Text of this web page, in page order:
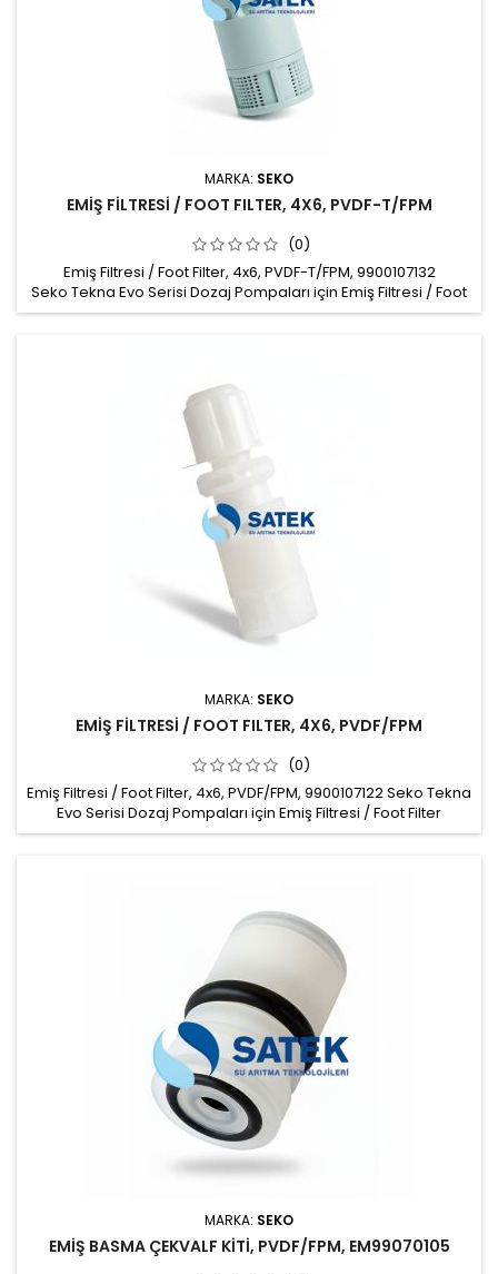
MARKA: SEKO
EMİŞ FİLTRESİ / FOOT FILTER, 4X6, PVDF-T/FPM
(0)
Emiş Filtresi / Foot Filter, 4x6, PVDF-T/FPM, 9900107132
Seko Tekna Evo Serisi Dozaj Pompaları için Emiş Filtresi / Foot
Filter Malzeme: PVDF-T Hortum bağlantısı: 4x6mm Conta: FPM
MARKA: SEKO
EMİŞ FİLTRESİ / FOOT FILTER, 4X6, PVDF/FPM
(0)
Emiş Filtresi / Foot Filter, 4x6, PVDF/FPM, 9900107122 Seko Tekna
Evo Serisi Dozaj Pompaları için Emiş Filtresi / Foot Filter
Malzeme: PVDF Hortum bağlantısı: 4x6mm Conta: FPM Marka:
MARKA: SEKO
EMİŞ BASMA ÇEKVALF KİTİ, PVDF/FPM, EM99070105